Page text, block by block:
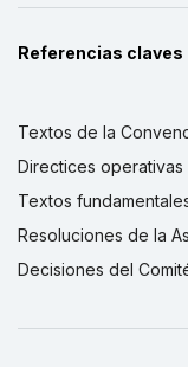
Referencias claves
Textos de la
Directices operativas
Textos
Resoluciones de la
Decisiones del